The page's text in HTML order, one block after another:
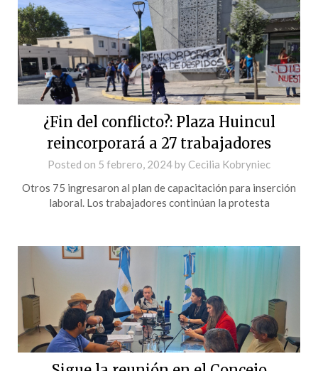
¿Fin del conflicto?: Plaza Huincul
reincorporará a 27 trabajadores
Posted on 5 febrero, 2024by Cecilia Kobryniec
Otros 75 ingresaron al plan de capacitación para inserción
laboral. Los trabajadores continúan la protesta